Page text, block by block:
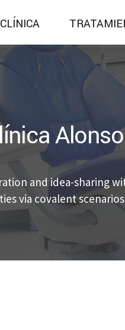
and idea-sharing
via covalent